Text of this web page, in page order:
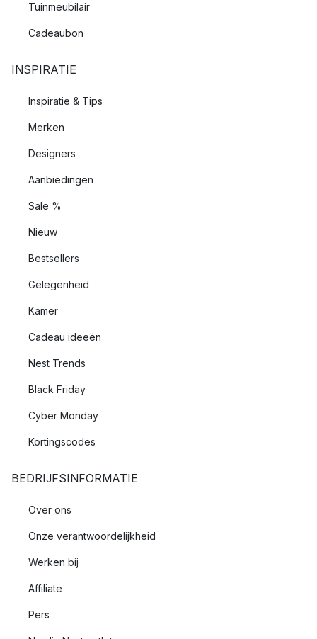
Tuinmeubilair
Cadeaubon
INSPIRATIE
Inspiratie & Tips
Merken
Designers
Aanbiedingen
Sale %
Nieuw
Bestsellers
Gelegenheid
Kamer
Cadeau ideeën
Nest Trends
Black Friday
Cyber Monday
Kortingscodes
BEDRIJFSINFORMATIE
Over ons
Onze verantwoordelijkheid
Werken bij
Affiliate
Pers